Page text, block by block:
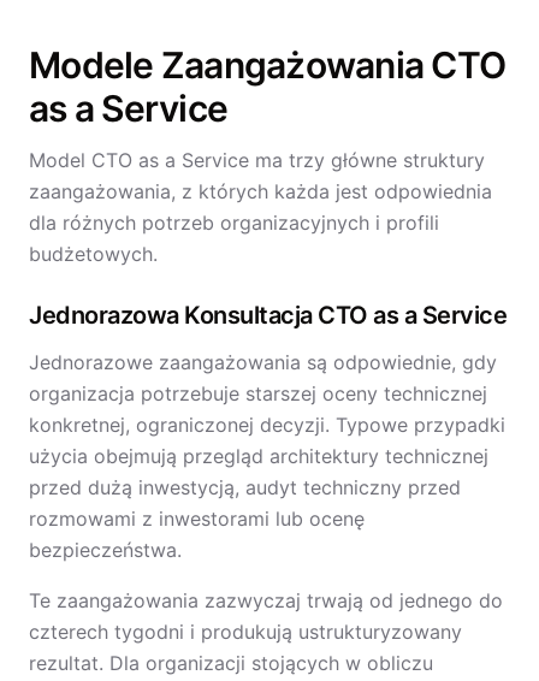
Modele Zaangażowania CTO
as a Service
Model CTO as a Service ma trzy główne struktury
zaangażowania, z których każda jest odpowiednia
dla różnych potrzeb organizacyjnych i profili
budżetowych.
Jednorazowa Konsultacja CTO as a Service
Jednorazowe zaangażowania są odpowiednie, gdy
organizacja potrzebuje starszej oceny technicznej
konkretnej, ograniczonej decyzji. Typowe przypadki
użycia obejmują przegląd architektury technicznej
przed dużą inwestycją, audyt techniczny przed
rozmowami z inwestorami lub ocenę
bezpieczeństwa.
Te zaangażowania zazwyczaj trwają od jednego do
czterech tygodni i produkują ustrukturyzowany
rezultat. Dla organizacji stojących w obliczu